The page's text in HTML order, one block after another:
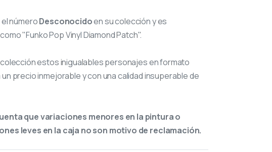
númeroDesconocidoen su colección y es
"Funko Pop Vinyl Diamond Patch".
estos inigualables personajes en formato
un precio inmejorable y con una calidad insuperable de
que variaciones menores en la pintura o
leves en la caja no son motivo de reclamación.